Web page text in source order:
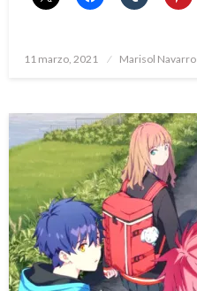
Publicado
11 marzo, 2021 Marisol Navarro